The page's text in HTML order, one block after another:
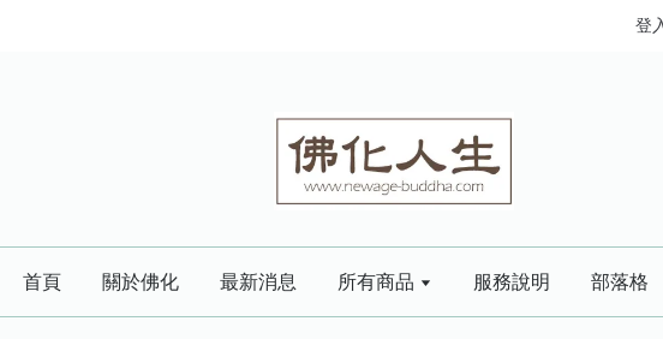
登
首頁 關於佛化 最新消息 所有商品 服務說明 部落格